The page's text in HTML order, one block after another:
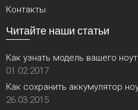
Контакты
Читайте наши статьи
Как узнать модель вашего
01.02.2017
Как сохранить аккумулятор
26.03.2015